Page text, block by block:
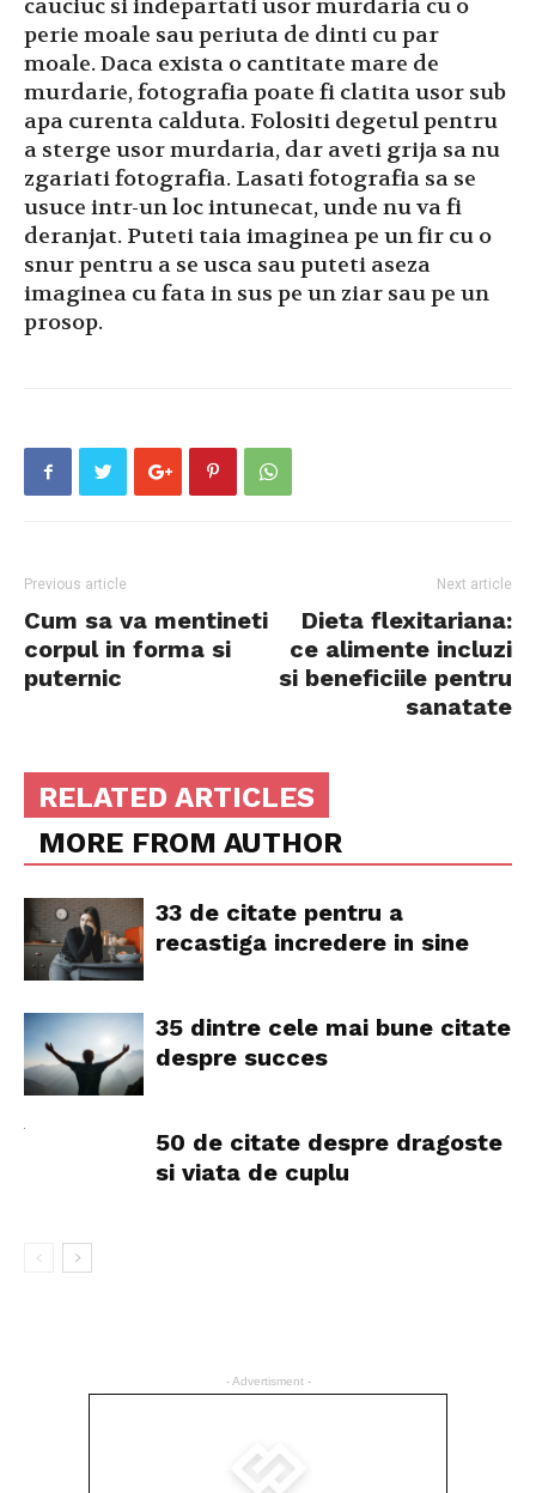
cauciuc si indepartati usor murdaria cu o
perie moale sau periuta de dinti cu par
moale. Daca exista o cantitate mare de
murdarie, fotografia poate fi clatita usor sub
apa curenta calduta. Folositi degetul pentru
a sterge usor murdaria, dar aveti grija sa nu
zgariati fotografia. Lasati fotografia sa se
usuce intr-un loc intunecat, unde nu va fi
deranjat. Puteti taia imaginea pe un fir cu o
snur pentru a se usca sau puteti aseza
imaginea cu fata in sus pe un ziar sau pe un
prosop.
Previous article
Cum sa va mentineti
corpul in forma si
puternic
Next article
Dieta flexitariana:
ce alimente incluzi
si beneficiile pentru
sanatate
RELATED ARTICLES
MORE FROM AUTHOR
33 de citate pentru a
recastiga incredere in sine
35 dintre cele mai bune citate
despre succes
50 de citate despre dragoste
si viata de cuplu
- Advertisment -